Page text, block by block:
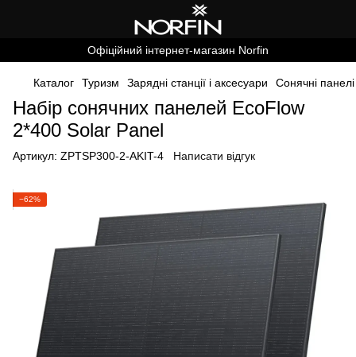
Офіційний інтернет-магазин Norfin
Каталог Туризм Зарядні станції і аксесуари Сонячні панелі
Набір сонячних панелей EcoFlow
2*400 Solar Panel
Артикул: ZPTSP300-2-AKIT-4 Написати відгук
−62%